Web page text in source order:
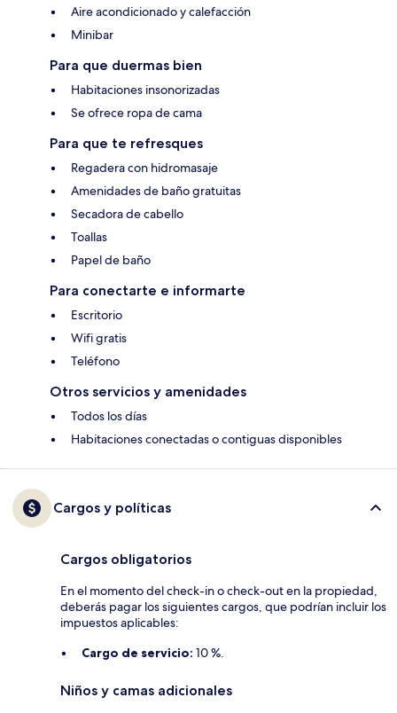
Aire acondicionado y calefacción
Minibar
Para que duermas bien
Habitaciones insonorizadas
Se ofrece ropa de cama
Para que te refresques
Regadera con hidromasaje
Amenidades de baño gratuitas
Secadora de cabello
Toallas
Papel de baño
Para conectarte e informarte
Escritorio
Wifi gratis
Teléfono
Otros servicios y amenidades
Todos los días
Habitaciones conectadas o contiguas disponibles
Cargos y políticas
Cargos obligatorios
En el momento del check-in o check-out en la propiedad,
deberás pagar los siguientes cargos, que podrían incluir los
impuestos aplicables:
Cargo de servicio: 10 %.
Niños y camas adicionales